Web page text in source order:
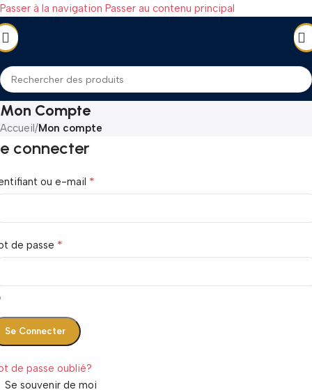
Passer à la navigation Passer au contenu principal
Mon Compte
Accueil/Mon compte
connecter
ou e-mail *
de passe *
Se Connecter
de passe oublié?
Se souvenir de moi